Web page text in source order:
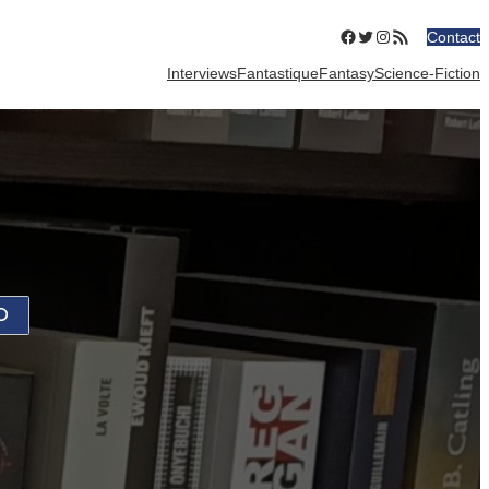
Facebook
Twitter
Instagram
Flux RSSContact
InterviewsFantastiqueFantasyScience-Fiction